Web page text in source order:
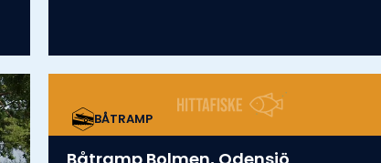
BÅTRAMP